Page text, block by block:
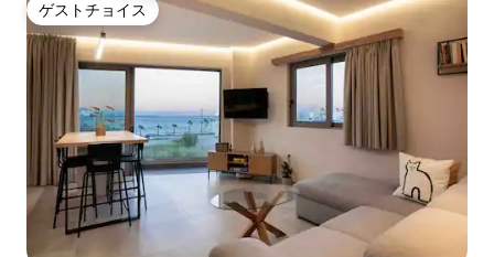
ゲストチョイス
ゲストチョイス